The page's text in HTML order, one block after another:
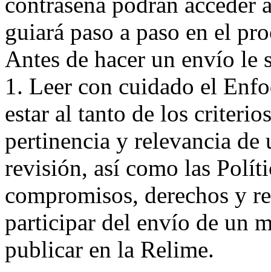
guiará paso a paso en el
Antes de hacer un envío le
1. Leer con cuidado el
estar al tanto de los
pertinencia y relevancia de
revisión, así como las
compromisos, derechos y
participar del envío de un
publicar en la Relime.